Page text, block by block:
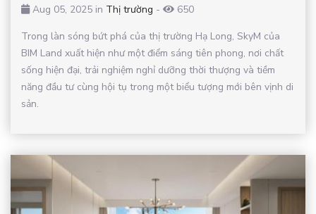
Aug 05, 2025 in Thị trường -
650
Trong làn sóng bứt phá của thị trường Hạ Long, SkyM của
BIM Land xuất hiện như một điểm sáng tiên phong, nơi chất
sống hiện đại, trải nghiệm nghỉ dưỡng thời thượng và tiềm
năng đầu tư cùng hội tụ trong một biểu tượng mới bên vịnh di
sản.